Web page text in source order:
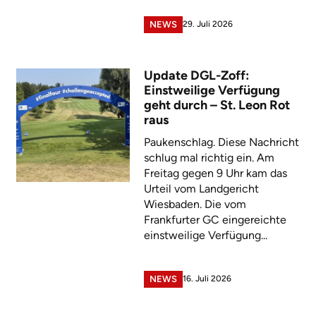
NEWS 29. Juli 2026
Update DGL-Zoff:
Einstweilige Verfügung
geht durch – St. Leon Rot
raus
Paukenschlag. Diese Nachricht
schlug mal richtig ein. Am
Freitag gegen 9 Uhr kam das
Urteil vom Landgericht
Wiesbaden. Die vom
Frankfurter GC eingereichte
einstweilige Verfügung...
NEWS 16. Juli 2026